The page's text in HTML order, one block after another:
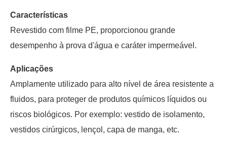
Características
Revestido com filme PE, proporcionou grande
desempenho à prova d'água e caráter impermeável.
Aplicações
Amplamente utilizado para alto nível de área resistente a
fluidos, para proteger de produtos químicos líquidos ou
riscos biológicos. Por exemplo: vestido de isolamento,
vestidos cirúrgicos, lençol, capa de manga, etc.